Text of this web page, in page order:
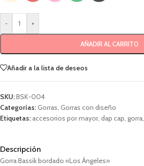
- +
AÑADIR AL CARRITO
Añadir a la lista de deseos
SKU:BSK-004
Categorías:Gorras, Gorras con diseño
Etiquetas: accesorios por mayor, dap cap, gorra,
Descripción
Gorra Bassik bordado «Los Ángeles»